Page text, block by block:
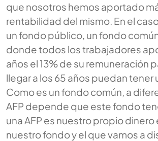
que nosotros hemos aportado
rentabilidad del mismo. En el
un fondo público, un fondo
donde todos los trabajadores
años el 13% de su remuneración
llegar a los 65 años puedan tener
Como es un fondo común, a
AFP depende que este fondo
una AFP es nuestro propio dinero
nuestro fondo y el que vamos a